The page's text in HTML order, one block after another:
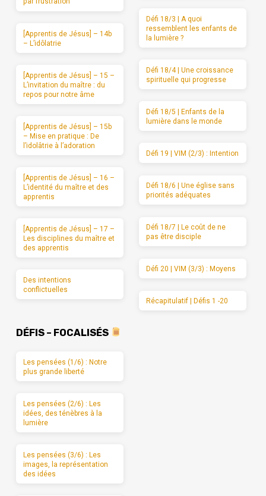
[Apprentis de Jésus] – 14b
– L’idôlatrie
[Apprentis de Jésus] – 15 –
L’invitation du maître : du
repos pour notre âme
[Apprentis de Jésus] – 15b
– Mise en pratique : De
l’idolâtrie à l’adoration
[Apprentis de Jésus] – 16 –
L’identité du maître et des
apprentis
[Apprentis de Jésus] – 17 –
Les disciplines du maître et
des apprentis
Des intentions
conflictuelles
Défi 18/3 | A quoi
ressemblent les enfants de
la lumière ?
Défi 18/4 | Une croissance
spirituelle qui progresse
Défi 18/5 | Enfants de la
lumière dans le monde
Défi 19 | VIM (2/3) : Intention
Défi 18/6 | Une église sans
priorités adéquates
Défi 18/7 | Le coût de ne
pas être disciple
Défi 20 | VIM (3/3) : Moyens
Récapitulatif | Défis 1 -20
DÉFIS – FOCALISÉS
Les pensées (1/6) : Notre
plus grande liberté
Les pensées (2/6) : Les
idées, des ténèbres à la
lumière
Les pensées (3/6) : Les
images, la représentation
des idées